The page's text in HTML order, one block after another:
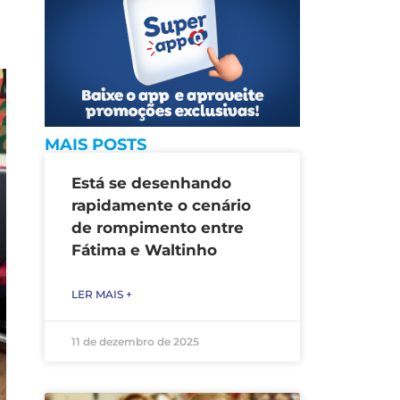
MAIS POSTS
Está se desenhando
rapidamente o cenário
de rompimento entre
Fátima e Waltinho
LER MAIS +
11 de dezembro de 2025